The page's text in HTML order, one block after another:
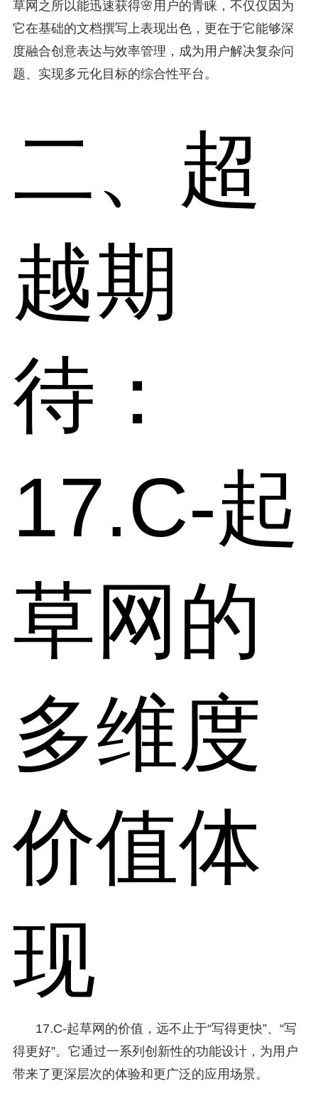
草网之所以能迅速获得🌸用户的青睐，不仅仅因为
它在基础的文档撰写上表现出色，更在于它能够深
度融合创意表达与效率管理，成为用户解决复杂问
题、实现多元化目标的综合性平台。
二、超
越期
待：
17.C-起
草网的
多维度
价值体
现
17.C-起草网的价值，远不止于“写得更快”、“写
得更好”。它通过一系列创新性的功能设计，为用户
带来了更深层次的体验和更广泛的应用场景。